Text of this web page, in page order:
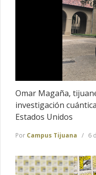
Omar Magaña,
investigación
Estados Unidos
Por Campus Tijuana 6